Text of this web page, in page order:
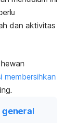
dan aktivitas
membersihkan
general